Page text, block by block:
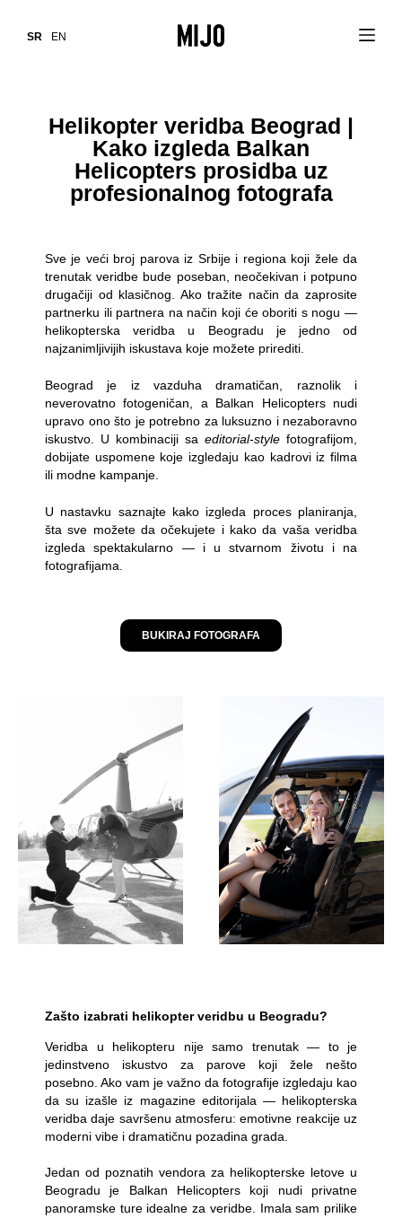
SR EN
Helikopter veridba Beograd |
Kako izgleda Balkan
Helicopters prosidba uz
profesionalnog fotografa
Sve je veći broj parova iz Srbije i regiona koji žele da
trenutak veridbe bude poseban, neočekivan i potpuno
drugačiji od klasičnog. Ako tražite način da zaprosite
partnerku ili partnera na način koji će oboriti s nogu —
helikopterska veridba u Beogradu je jedno od
najzanimljivijih iskustava koje možete prirediti.
Beograd je iz vazduha dramatičan, raznolik i
neverovatno fotogeničan, a Balkan Helicopters nudi
upravo ono što je potrebno za luksuzno i nezaboravno
iskustvo. U kombinaciji sa editorial-style fotografijom,
dobijate uspomene koje izgledaju kao kadrovi iz filma
ili modne kampanje.
U nastavku saznajte kako izgleda proces planiranja,
šta sve možete da očekujete i kako da vaša veridba
izgleda spektakularno — i u stvarnom životu i na
fotografijama.
BUKIRAJ FOTOGRAFA
Zašto izabrati helikopter veridbu u Beogradu?
Veridba u helikopteru nije samo trenutak — to je
jedinstveno iskustvo za parove koji žele nešto
posebno. Ako vam je važno da fotografije izgledaju kao
da su izašle iz magazine editorijala — helikopterska
veridba daje savršenu atmosferu: emotivne reakcije uz
moderni vibe i dramatičnu pozadina grada.
Jedan od poznatih vendora za helikopterske letove u
Beogradu je Balkan Helicopters koji nudi privatne
panoramske ture idealne za veridbe. Imala sam prilike